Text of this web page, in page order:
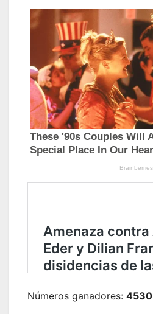
Números ganadores: 4530